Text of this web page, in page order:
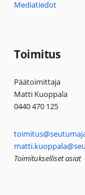
Mediatiedot
Toimitus
Päätoimittaja
Matti Kuoppala
0440 470 125
Toimitukselliset asiat